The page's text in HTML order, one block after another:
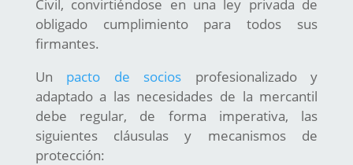
Civil, convirtiéndose en una ley privada de
obligado cumplimiento para todos sus
firmantes.
Un pacto de socios profesionalizado y
adaptado a las necesidades de la mercantil
debe regular, de forma imperativa, las
siguientes cláusulas y mecanismos de
protección: